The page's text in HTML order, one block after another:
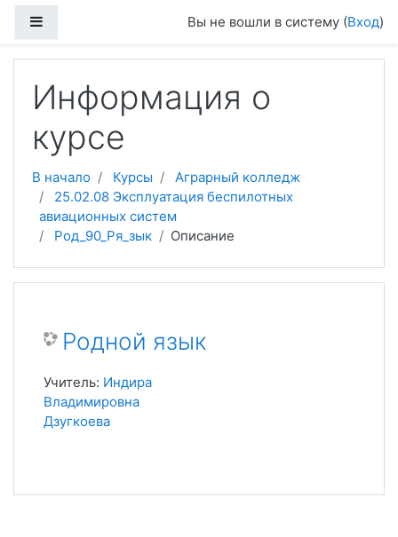
Вы не вошли в систему (Вход)
Информация о
курсе
В начало Курсы
Аграрный колледж
25.02.08 Эксплуатация беспилотных
авиационных систем
Род_90_Ря_зык
Описание
Родной язык
Учитель: Индира
Владимировна
Дзугкоева